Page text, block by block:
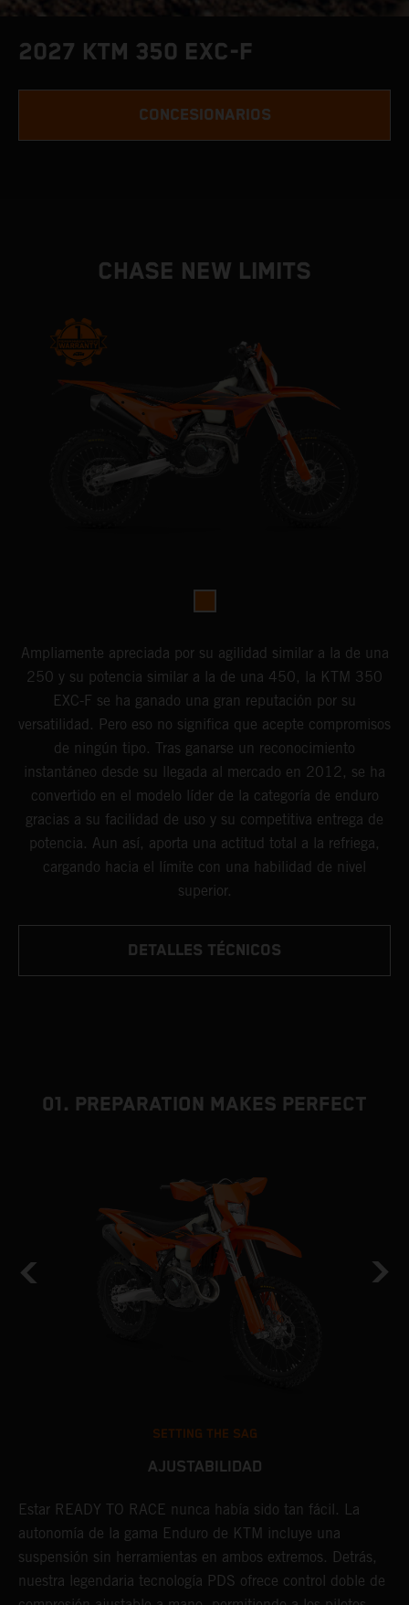
2027 KTM 350 EXC-F
CONCESIONARIOS
CHASE NEW LIMITS
Ampliamente apreciada por su agilidad similar a la de una
250 y su potencia similar a la de una 450, la KTM 350
EXC-F se ha ganado una gran reputación por su
versatilidad. Pero eso no significa que acepte compromisos
de ningún tipo. Tras ganarse un reconocimiento
instantáneo desde su llegada al mercado en 2012, se ha
convertido en el modelo líder de la categoría de enduro
gracias a su facilidad de uso y su competitiva entrega de
potencia. Aun así, aporta una actitud total a la refriega,
cargando hacia el límite con una habilidad de nivel
superior.
DETALLES TÉCNICOS
01. PREPARATION MAKES PERFECT
SETTING THE SAG
AJUSTABILIDAD
Estar READY TO RACE nunca había sido tan fácil. La
autonomía de la gama Enduro de KTM incluye una
suspensión sin herramientas en ambos extremos. Detrás,
nuestra legendaria tecnología PDS ofrece control doble de